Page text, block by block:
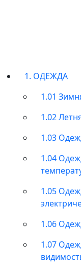
1. ОДЕЖДА
1.01
1.02
1.03
1.04
1.05
1.06
1.07